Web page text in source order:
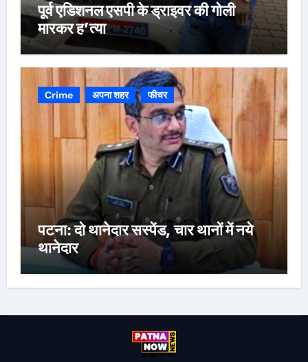
पूर्व एडिशनल एसपी के ड्राइवर की गोली
मारकर ह’त्या
Crime अपना शहर फीचर
पटना: दो थानेदार सस्पेंड, चार थानों में नये
थानेदार